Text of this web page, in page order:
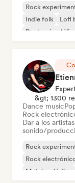
Rock
Indie folk
Lofi
Rock psicodélico
&gt; 1300
Dance music
Rock
Dar a los
sonido/
Rock
Rock
Metal melódico